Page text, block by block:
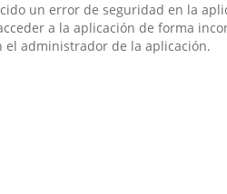
un error de seguridad en la
a la aplicación de forma
el administrador de la aplicación.